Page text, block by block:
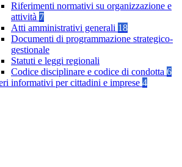
Riferimenti normativi su organizzazione e
attività 7
Atti amministrativi generali 18
Documenti di programmazione strategico-
gestionale
Statuti e leggi regionali
Codice disciplinare e codice di condotta 6
informativi per cittadini e imprese 4